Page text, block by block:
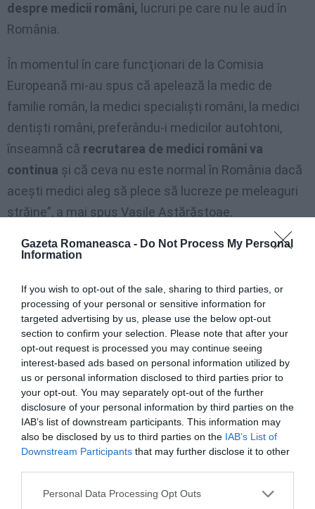
Gazeta Romaneasca - Do Not Process My Personal
Information
If you wish to opt-out of the sale, sharing to third parties, or
processing of your personal or sensitive information for
targeted advertising by us, please use the below opt-out
section to confirm your selection. Please note that after your
opt-out request is processed you may continue seeing
interest-based ads based on personal information utilized by
us or personal information disclosed to third parties prior to
your opt-out. You may separately opt-out of the further
disclosure of your personal information by third parties on the
IAB’s list of downstream participants. This information may
also be disclosed by us to third parties on the IAB’s List of
Downstream Participants that may further disclose it to other
Personal Data Processing Opt Outs
despre medicii români, lucruri pe care nu le aud în
România.
În momentul în care funcţionari de la Comisia
Europeană mi-au spus că apelează la medic de
familie român, la medici specialişti români, la medici
dentişti români, preferându-i medicilor autohtoni,
înseamnă că recrutarea de medici români va
continua şi că ceva nu este normal în România dacă
aceşti medici aleg să plece să lucreze pe meleaguri
străine”, a mai spus Vasile Astărăstoae.
Englezii şi nemții se plâng de invazia românilor,
dar ne vor medicii – aproape 3000 muncesc în
Emigrarea în masă a „halatelor albe”
Aproape 14.000 de medici au primit, între 2008 şi
2013,certificate profesionale pentru a putea lucra
în străinătate , cele mai multe fiind primite de doctori
cu specialitatea medicină generală. Dintre doctorii
care au solicitat certificate pentru a lucra în
străinătate în ultimii ani, cei mai mulţi au fost medici
familie (1.862), chirurgi (839), medici de anestezie şi